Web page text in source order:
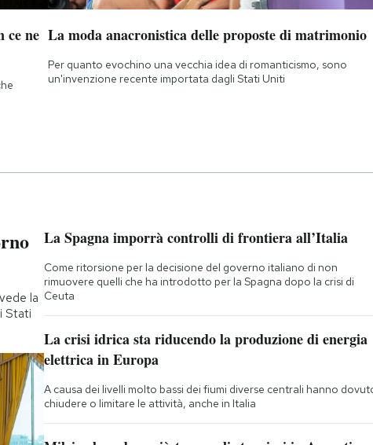
ce ne La moda anacronistica delle proposte di matrimonio
Per quanto evochino una vecchia idea di romanticismo, sono
un'invenzione recente importata dagli Stati Uniti
la
Stati
La Spagna imporrà controlli di frontiera all’Italia
Come ritorsione per la decisione del governo italiano di non
rimuovere quelli che ha introdotto per la Spagna dopo la crisi di
Ceuta
La crisi idrica sta riducendo la produzione di energia
elettrica in Europa
A causa dei livelli molto bassi dei fiumi diverse centrali hanno
chiudere o limitare le attività, anche in Italia